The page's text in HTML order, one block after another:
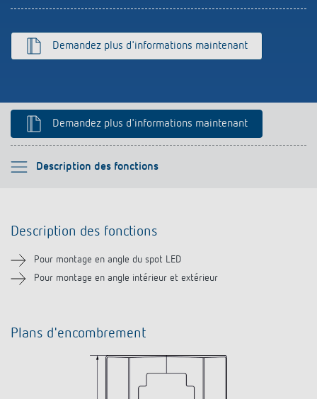
Références
Application de Theben
Demandez plus d'informations maintenant
Demandez plus d'informations maintenant
Description des fonctions
Veuillez sélectionner
Téléchargements
Produits similaires
Description des fonctions
Pour montage en angle du spot LED
Pour montage en angle intérieur et extérieur
Plans d'encombrement